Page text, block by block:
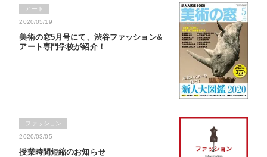
アート
2020/05/19
美術の窓5月号にて、渋谷ファッション&
アート専門学校が紹介！
ファッション
2020/03/05
授業時間短縮のお知らせ